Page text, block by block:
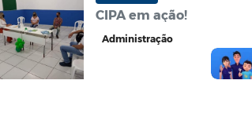
CIPA em ação!
Administração